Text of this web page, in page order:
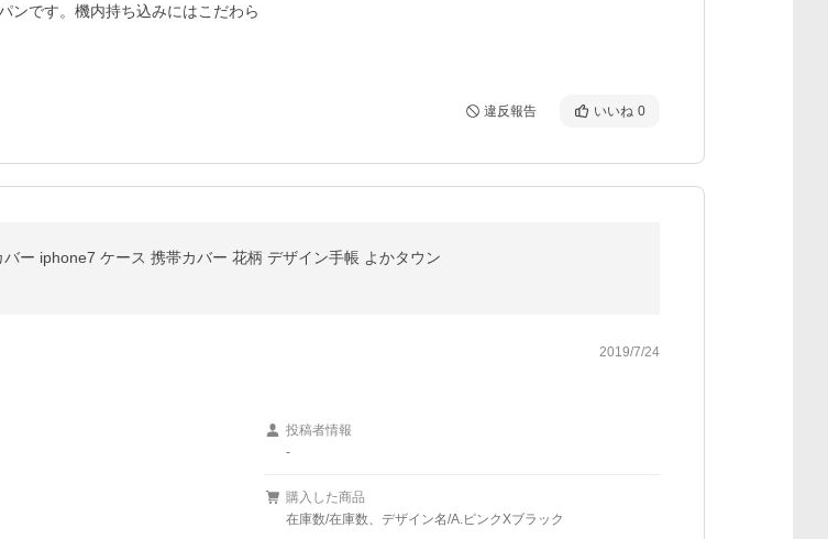
ンです。機内持ち込みにはこだわら
違反報告 いいね 0
ー iphone7 ケース 携帯カバー 花柄 デザイン手帳 よかタウン
2019/7/24
投稿者情報
-
購入した商品
在庫数/在庫数、デザイン名/A.ピンクXブラック